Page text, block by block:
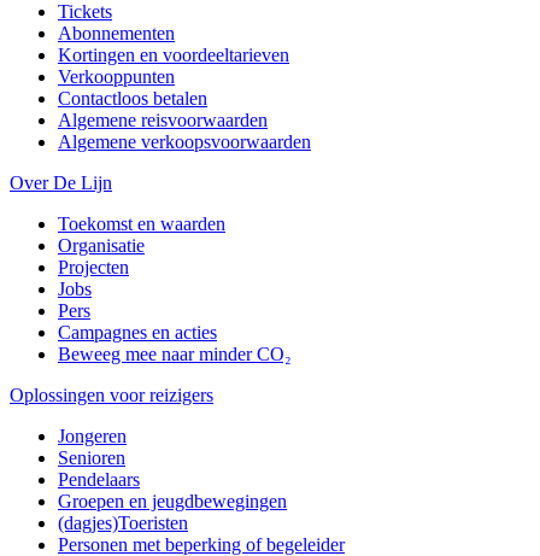
Tickets
Abonnementen
Kortingen en voordeeltarieven
Verkooppunten
Contactloos betalen
Algemene reisvoorwaarden
Algemene verkoopsvoorwaarden
Over De Lijn
Toekomst en waarden
Organisatie
Projecten
Jobs
Pers
Campagnes en acties
Beweeg mee naar minder CO₂
Oplossingen voor reizigers
Jongeren
Senioren
Pendelaars
Groepen en jeugdbewegingen
(dagjes)Toeristen
Personen met beperking of begeleider